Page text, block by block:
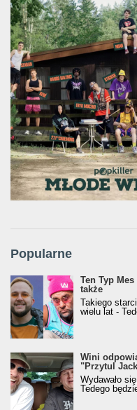
Popularne
Ten Typ
także
Takiego
wielu lat -
Wini
"Przytul
Wydawało
Tedego